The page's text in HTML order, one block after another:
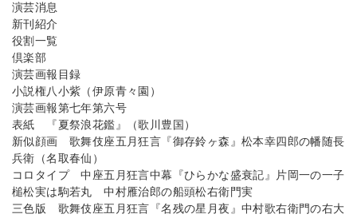
演芸消息
新刊紹介
役割一覧
倶楽部
演芸画報目録
小説権八小紫（伊原青々園）
演芸画報第七年第六号
表紙 『夏祭浪花鑑』（歌川豊国）
新似顔画 歌舞伎座五月狂言『御存鈴ヶ森』松本幸四郎の幡随長
兵衛（名取春仙）
コロタイプ 中座五月狂言中幕『ひらかな盛衰記』片岡一の一子
槌松実は駒若丸 中村雁治郎の船頭松右衛門実
三色版 歌舞伎座五月狂言『名残の星月夜』中村歌右衛門の右大